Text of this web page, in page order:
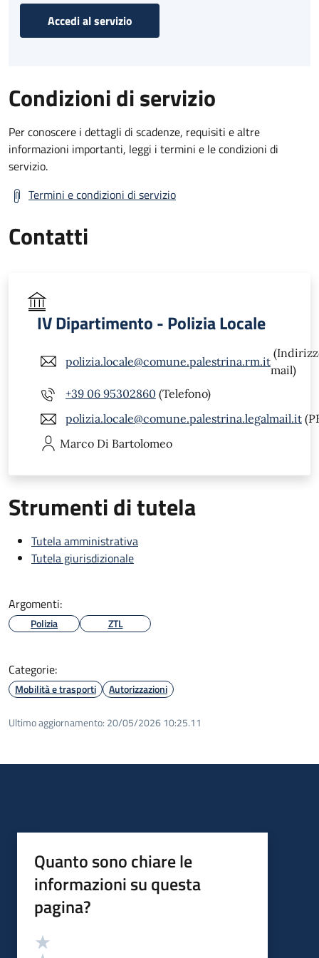
Accedi al servizio
Condizioni di servizio
Per conoscere i dettagli di scadenze, requisiti e altre
informazioni importanti, leggi i termini e le condizioni di
servizio.
Termini e condizioni di servizio
Contatti
IV Dipartimento - Polizia Locale
polizia.locale@comune.palestrina.rm.it
mail)
+39 06 95302860 (Telefono)
polizia.locale@comune.palestrina.legalmail.it
Marco Di Bartolomeo
Strumenti di tutela
Tutela amministrativa
Tutela giurisdizionale
Argomenti:
Polizia ZTL
Categorie:
Mobilità e trasporti Autorizzazioni
Ultimo aggiornamento: 20/05/2026 10:25.11
Quanto sono chiare le
informazioni su questa
pagina?
Valutazione